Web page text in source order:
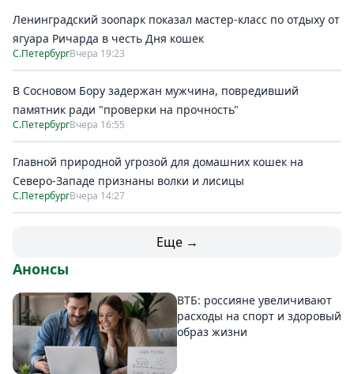
Ленинградский зоопарк показал мастер-класс по отдыху от
ягуара Ричарда в честь Дня кошек
С.ПетербургВчера 19:23
В Сосновом Бору задержан мужчина, повредивший
памятник ради "проверки на прочность"
С.ПетербургВчера 16:55
Главной природной угрозой для домашних кошек на
Северо-Западе признаны волки и лисицы
С.ПетербургВчера 14:27
Еще →
Анонсы
ВТБ: россияне увеличивают
расходы на спорт и здоровый
образ жизни